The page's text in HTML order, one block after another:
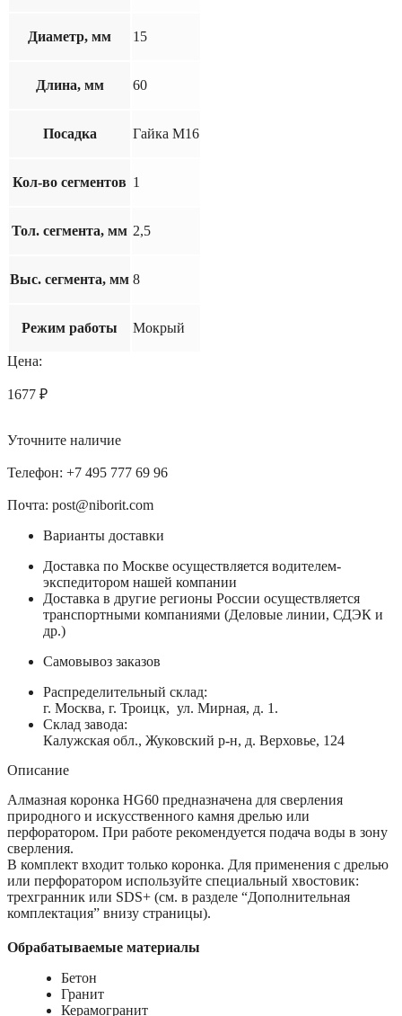
Диаметр, мм 15
Длина, мм 60
Посадка Гайка М16
Кол-во сегментов 1
Тол. сегмента, мм 2,5
Выс. сегмента, мм 8
Режим работы Мокрый
Цена:
1677 ₽
Уточните наличие
Телефон: +7 495 777 69 96
Почта: post@niborit.com
Варианты доставки
Доставка по Москве осуществляется водителем-
экспедитором нашей компании
Доставка в другие регионы России осуществляется
транспортными компаниями (Деловые линии, СДЭК и
др.)
Самовывоз заказов
Распределительный склад:
г. Москва, г. Троицк, ул. Мирная, д. 1.
Склад завода:
Калужская обл., Жуковский р-н, д. Верховье, 124
Описание
Алмазная коронка HG60 предназначена для сверления
природного и искусственного камня дрелью или
перфоратором. При работе рекомендуется подача воды в зону
сверления.
В комплект входит только коронка. Для применения с дрелью
или перфоратором используйте специальный хвостовик:
трехгранник или SDS+ (см. в разделе “Дополнительная
комплектация” внизу страницы).
Обрабатываемые материалы
Бетон
Гранит
Керамогранит